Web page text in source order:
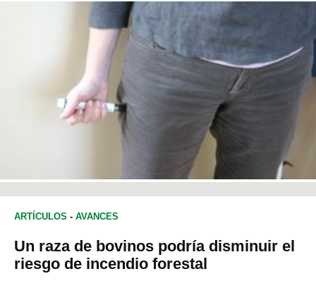
ARTÍCULOS - AVANCES
Un raza de bovinos podría disminuir el
riesgo de incendio forestal